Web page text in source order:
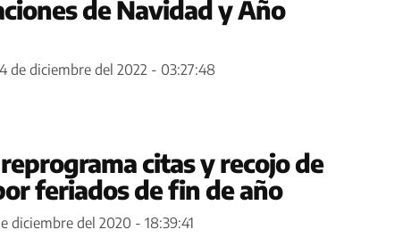
de Navidad y Año
de diciembre del 2022 - 03:27:48
citas y recojo de
feriados de fin de año
diciembre del 2020 - 18:39:41